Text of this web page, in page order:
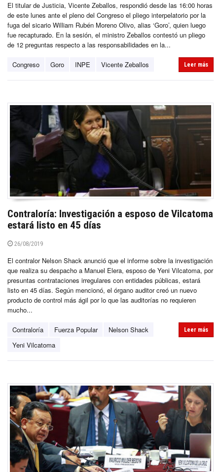
El titular de Justicia, Vicente Zeballos, respondió desde las 16:00 horas
de este lunes ante el pleno del Congreso el pliego interpelatorio por la
fuga del sicario William Rubén Moreno Olivo, alias ‘Goro’, quien luego
fue recapturado. En la sesión, el ministro Zeballos contestó un pliego
de 12 preguntas respecto a las responsabilidades en la...
Congreso Goro INPE Vicente Zeballos Leer más
Contraloría: Investigación a esposo de Vilcatoma
estará listo en 45 días
26/08/2019
El contralor Nelson Shack anunció que el informe sobre la investigación
que realiza su despacho a Manuel Elera, esposo de Yeni Vilcatoma, por
presuntas contrataciones irregulares con entidades públicas, estará
listo en 45 días. Según mencionó, el órgano auditor creó un nuevo
producto de control más ágil por lo que las auditorías no requieren
mucho...
Contraloría Fuerza Popular
Nelson Shack
Yeni Vilcatoma
Leer más